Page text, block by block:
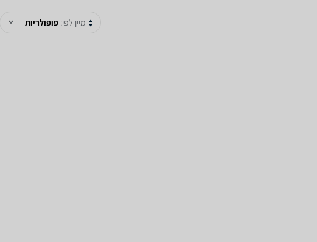
מיין לפי: פופולריות